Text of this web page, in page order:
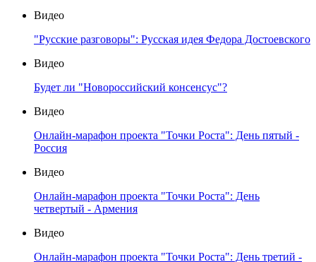
Видео
"Русские разговоры": Русская идея Федора Достоевского
Видео
Будет ли "Новороссийский консенсус"?
Видео
Онлайн-марафон проекта "Точки Роста": День пятый -
Россия
Видео
Онлайн-марафон проекта "Точки Роста": День
четвертый - Армения
Видео
Онлайн-марафон проекта "Точки Роста": День третий -